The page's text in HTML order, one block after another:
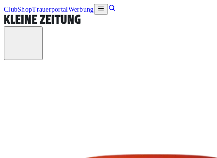
ClubShopTrauerportalWerbung